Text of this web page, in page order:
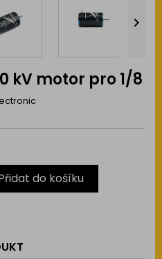

kV motor pro 1/8
do košíku